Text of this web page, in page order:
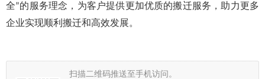
全”的服务理念，为客户提供更加优质的搬迁服务，助力更多
企业实现顺利搬迁和高效发展。
扫描二维码推送至手机访问。